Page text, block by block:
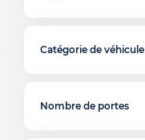
Catégorie de véhicule
Nombre de portes